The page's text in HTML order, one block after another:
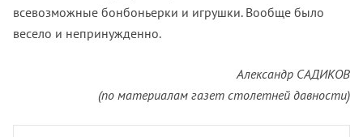
всевозможные бонбоньерки и игрушки. Вообще было
весело и непринужденно.
Александр САДИКОВ
(по материалам газет столетней давности)